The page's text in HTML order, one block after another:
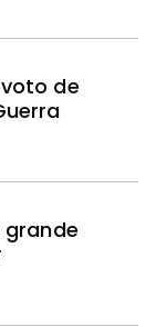
de
grande